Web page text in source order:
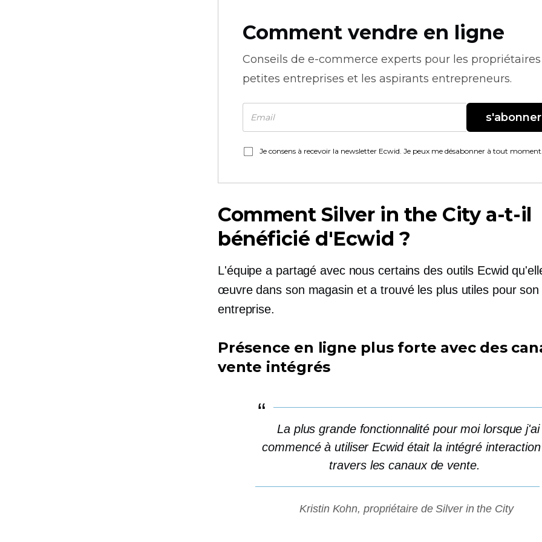
Comment vendre en ligne
Conseils de e-commerce experts pour les
petites entreprises et les aspirants entrepreneurs.
s'abonner
Je consens à recevoir la newsletter Ecwid. Je peux me désabonner à tout moment.
Comment Silver in the City a-t-il
bénéficié d'Ecwid ?
L'équipe a partagé avec nous certains des outils Ecwid
œuvre dans son magasin et a trouvé les plus utiles pour son
entreprise.
Présence en ligne plus forte avec des
vente intégrés
La plus grande fonctionnalité pour moi lorsque j'ai
commencé à utiliser Ecwid était la intégré
travers les canaux de vente.
Kristin Kohn, propriétaire de Silver in the City